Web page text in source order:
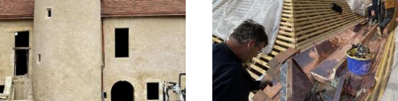
Agrandir la photo Agrandir la